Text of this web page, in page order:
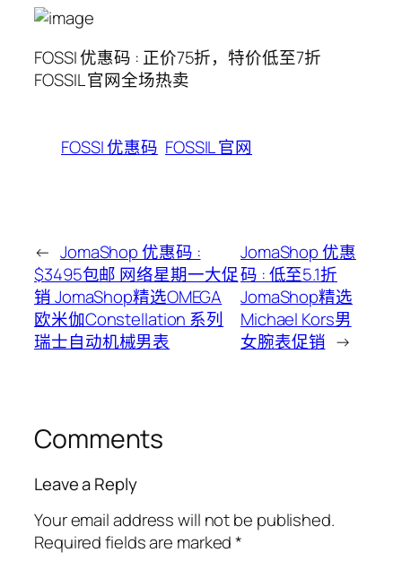
FOSSI 优惠码 : 正价75折，特价低至7折
FOSSIL 官网全场热卖
FOSSI 优惠码 FOSSIL 官网
← JomaShop 优惠码 :
$3495包邮 网络星期一大促
销 JomaShop精选OMEGA
欧米伽Constellation 系列
瑞士自动机械男表
JomaShop 优惠
码 : 低至5.1折
JomaShop精选
Michael Kors男
女腕表促销 →
Comments
Leave a Reply
Your email address will not be published.
Required fields are marked*